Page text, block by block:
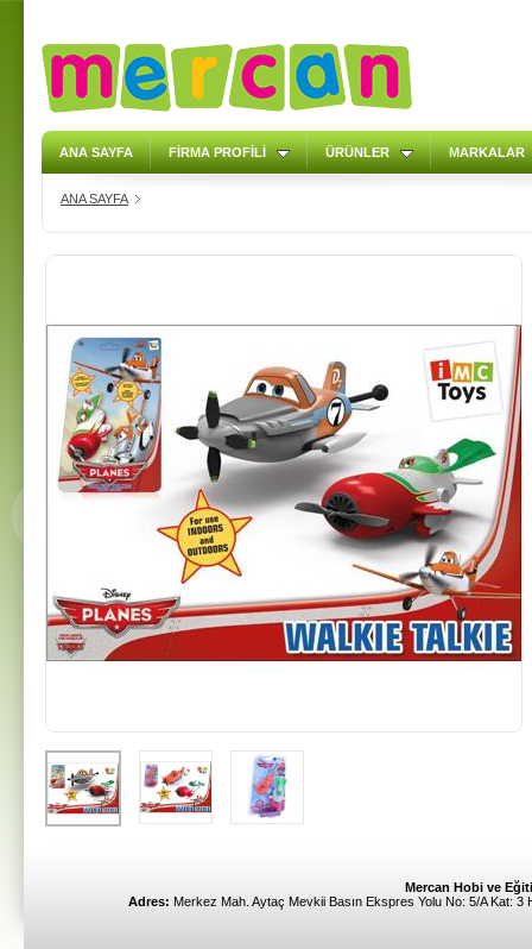
ANA SAYFA FİRMA PROFİLİ ÜRÜNLER MARKALAR
ANA SAYFA
Mercan Hobi ve
Adres: Merkez Mah. Aytaç Mevkii Basın Ekspres Yolu No: 5/A Kat: 3